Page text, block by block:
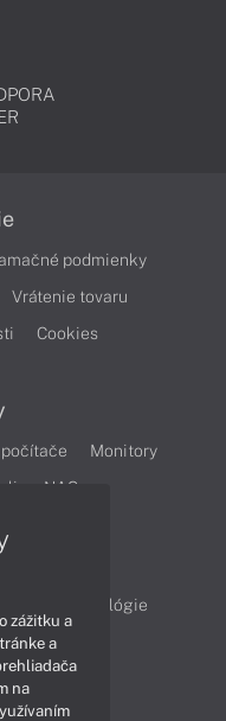
podmienky
Vrátenie tovaru
Cookies
Monitory
a NAS
Technológie
zážitku a
a
na